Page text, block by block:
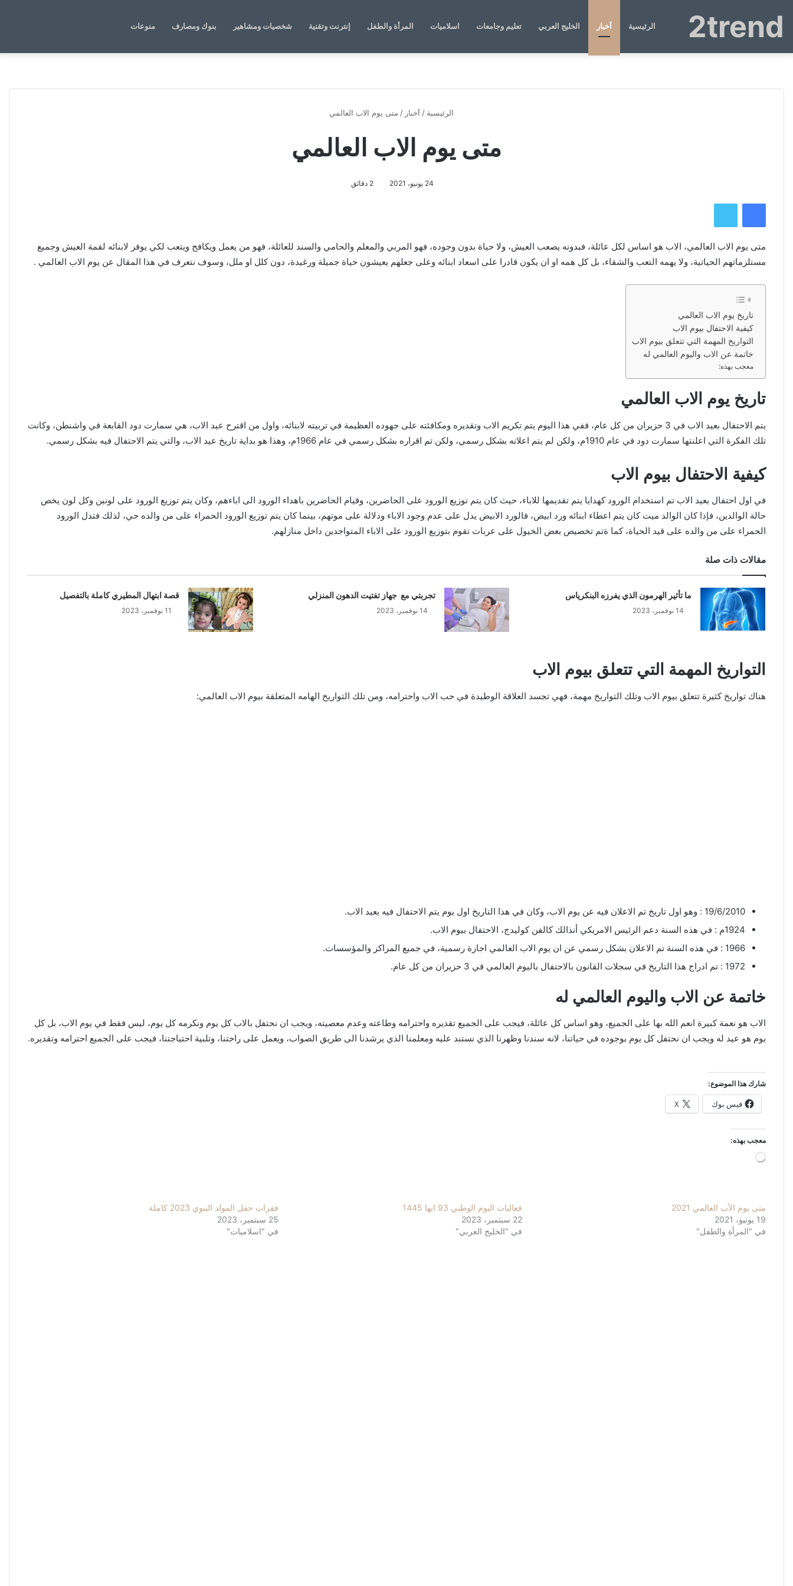
2trend الرئيسية أخبار الخليج العربي تعليم وجامعات اسلاميات المرأة والطفل إنترنت وتقنية شخصيات ومشاهير بنوك ومصارف منوعات
الرئيسية / أخبار / متى يوم الاب العالمي
متى يوم الاب العالمي
24 يونيو، 2021 2 دقائق
فيسبوك تويتر
متى يوم الاب العالمي، الاب هو اساس لكل عائلة، فبدونه يصعب العيش، ولا حياة بدون وجوده، فهو المربي والمعلم والحامي والسند للعائلة، فهو من يعمل ويكافح ويتعب لكي يوفر لابنائه لقمة العيش وجميع
مستلزماتهم الحياتية، ولا يهمه التعب والشقاء، بل كل همه او ان يكون قادرا على اسعاد ابنائه وعلى جعلهم يعيشون حياة جميلة ورغيدة، دون كلل او ملل، وسوف نتعرف في هذا المقال عن يوم الاب العالمي .
تاريخ يوم الاب العالمي
كيفية الاحتفال بيوم الاب
التواريخ المهمة التي تتعلق بيوم الاب
خاتمة عن الاب واليوم العالمي له
معجب بهذه:
تاريخ يوم الاب العالمي
يتم الاحتفال بعيد الاب في 3 حزيران من كل عام، ففي هذا اليوم يتم تكريم الاب وتقديره ومكافئته على جهوده العظيمة في تربيته لابنائه، واول من اقترح عيد الاب، هي سمارت دود القابعة في واشنطن، وكانت
تلك الفكرة التي اعلنتها سمارت دود في عام 1910م، ولكن لم يتم اعلانه بشكل رسمي، ولكن تم اقراره بشكل رسمي في عام 1966م، وهذا هو بداية تاريخ عيد الاب، والتي يتم الاحتفال فيه بشكل رسمي.
كيفية الاحتفال بيوم الاب
في اول احتفال بعيد الاب تم استخدام الورود كهدايا يتم تقديمها للاباء، حيث كان يتم توزيع الورود على الحاضرين، وقيام الحاضرين باهداء الورود الى اباءهم، وكان يتم توزيع الورود على لونين وكل لون يخص
حالة الوالدين، فإذا كان الوالد ميت كان يتم اعطاء ابنائه ورد ابيض، فالورد الابيض يدل على عدم وجود الاباء ودلالة على موتهم، بينما كان يتم توزيع الورود الحمراء على من والده حي، لذلك فتدل الورود
الحمراء على من والده على قيد الحياة، كما ةتم تخصيص بعض الخيول على عربات تقوم بتوزيع الورود على الاباء المتواجدين داخل منازلهم.
مقالات ذات صلة
ما تأثير الهرمون الذي يفرزه البنكرياس
14 نوفمبر، 2023
تجربتي مع جهاز تفتيت الدهون المنزلي
14 نوفمبر، 2023
قصة ابتهال المطيري كاملة بالتفصيل
11 نوفمبر، 2023
التواريخ المهمة التي تتعلق بيوم الاب
هناك تواريخ كثيرة تتعلق بيوم الاب وتلك التواريخ مهمة، فهي تجسد العلاقة الوطيدة في حب الاب واحترامه، ومن تلك التواريخ الهامه المتعلقة بيوم الاب العالمي:
19/6/2010 : وهو اول تاريخ تم الاعلان فيه عن يوم الاب، وكان في هذا التاريخ اول يوم يتم الاحتفال فيه بعيد الاب.
1924م : في هذه السنة دعم الرئيس الامريكي أنذالك كالفن كوليدج، الاحتفال بيوم الاب.
1966 : في هذه السنة تم الاعلان بشكل رسمي عن ان يوم الاب العالمي اجازة رسمية، في جميع المراكز والمؤسسات.
1972 : تم ادراج هذا التاريخ في سجلات القانون بالاحتفال باليوم العالمي في 3 حزيران من كل عام.
خاتمة عن الاب واليوم العالمي له
الاب هو نعمة كبيرة انعم الله بها على الجميع، وهو اساس كل عائلة، فيجب على الجميع تقديره واحترامه وطاعته وعدم معصيته، ويجب ان نحتفل بالاب كل يوم ونكرمه كل يوم، ليس فقط في يوم الاب، بل كل
يوم هو عيد له ويجب ان نحتفل كل يوم بوجوده في حياتنا، لانه سندنا وظهرنا الذي نستند عليه ومعلمنا الذي يرشدنا الى طريق الصواب، ويعمل على راحتنا، وتلبية احتياجتنا، فيجب على الجميع احترامه وتقديره.
شارك هذا الموضوع:
فيس بوك X
معجب بهذه:
جاري
متى يوم الأب العالمي 2021
19 يونيو، 2021
في "المرأة والطفل"
فعاليات اليوم الوطني 93 ابها 1445
22 سبتمبر، 2023
في "الخليج العربي"
فقرات حفل المولد النبوي 2023 كاملة
25 سبتمبر، 2023
في "اسلاميات"